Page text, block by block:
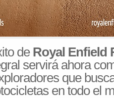
de Royal Enfield
servirá ahora
que
en todo el